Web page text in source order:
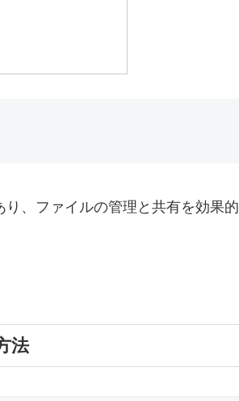
、ファイルの管理と共有を効果的
法